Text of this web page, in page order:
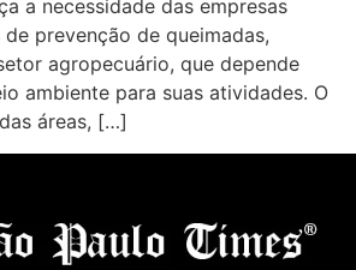
a necessidade das empresas
prevenção de queimadas,
agropecuário, que depende
ambiente para suas atividades. O
áreas, […]